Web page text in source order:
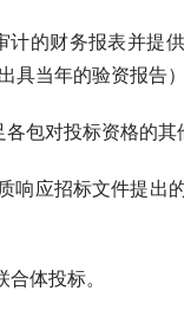
计的财务报表并提
具当年的验资报告）
包对投标资格的其
响应招标文件提出
体投标。